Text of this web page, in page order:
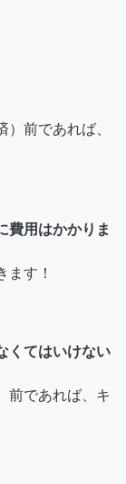
前であれば、
費用はかかりま
ます！
くてはいけない
前であれば、キ